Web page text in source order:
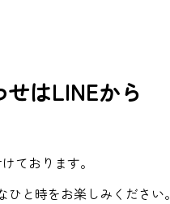
はLINEから
ております。
と時をお楽しみください。